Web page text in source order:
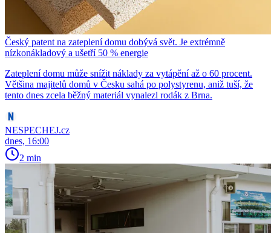
Český patent na zateplení domu dobývá svět. Je extrémně
nízkonákladový a ušetří 50 % energie
Zateplení domu může snížit náklady za vytápění až o 60 procent.
Většina majitelů domů v Česku sahá po polystyrenu, aniž tuší, že
tento dnes zcela běžný materiál vynalezl rodák z Brna.
NESPECHEJ.cz
dnes, 16:00
2 min